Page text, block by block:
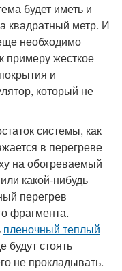
будет иметь и
квадратный метр. И
необходимо
примеру жесткое
и
который не
системы, как
в перегреве
на обогреваемый
какой-нибудь
перегрев
фрагмента.
пленочный теплый
будут стоять
не прокладывать.